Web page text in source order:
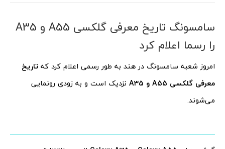
سامسونگ تاریخ معرفی گلکسی A55 و A35
را رسما اعلام کرد
امروز شعبه سامسونگ در هند به طور رسمی اعلام کرد که تاریخ
معرفی گلکسی A55 و A35
نزدیک است و به زودی رونمایی
می‌شوند.